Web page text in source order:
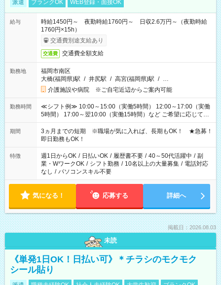
派遣 ブランクOK WEB登録・面接OK
給与
時給1450円～ 夜勤時給1760円～ 日収2.6万円～（夜勤時給
1760円×15h）
交通費別途支給あり
交通費 交通費全額支給
勤務地
福岡市南区
大橋(福岡県)駅 / 井尻駅 / 高宮(福岡県)駅 / …
介護施設や病院 ※ご自宅近辺からご案内可能
勤務時間
≪シフト例≫ 10:00～15:00（実働5時間） 12:00～17:00（実働
5時間） 17:00～翌10:00（実働15時間）など ご希望に応じて、
働く時間は調整できます！ お気軽に担当へ相談ください！
期間
3ヵ月までの短期 ※職場が気に入れば、長期もOK！ ★急募！
即日勤務もOK！
特徴 週1日からOK / 日払いOK / 履歴書不要 / 40～50代活躍中 / 副
業・WワークOK / シフト勤務 / 10名以上の大量募集 / 電話対応
なし / パソコンスキル不要
気になる！ 応募する 詳細へ
掲載日：2026.08.03
未読
《単発1日OK！日払い可》＊チラシのモクモク
シール貼り